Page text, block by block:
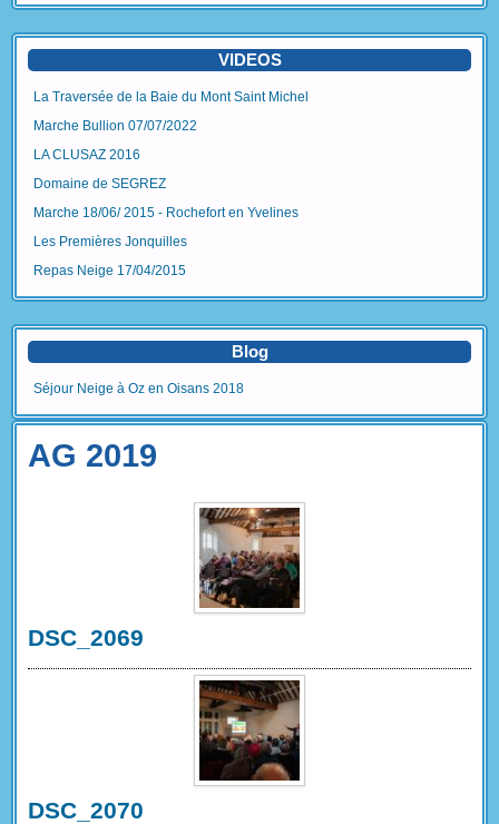
VIDEOS
La Traversée de la Baie du Mont Saint Michel
Marche Bullion 07/07/2022
LA CLUSAZ 2016
Domaine de SEGREZ
Marche 18/06/ 2015 - Rochefort en Yvelines
Les Premières Jonquilles
Repas Neige 17/04/2015
Blog
Séjour Neige à Oz en Oisans 2018
AG 2019
DSC_2069
DSC_2070